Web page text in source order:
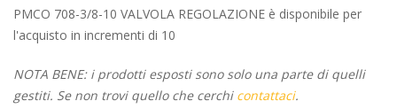
PMCO 708-3/8-10 VALVOLA REGOLAZIONE è disponibile per
l'acquisto in incrementi di 10
NOTA BENE: i prodotti esposti sono solo una parte di quelli
gestiti. Se non trovi quello che cerchi contattaci.